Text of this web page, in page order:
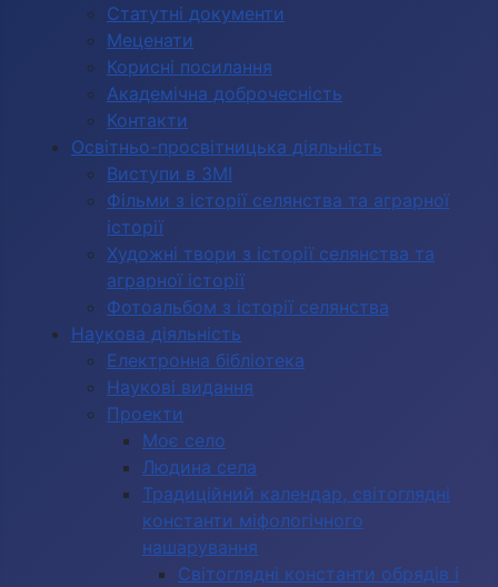
Статутні документи
Меценати
Корисні посилання
Академічна доброчесність
Контакти
Освітньо-просвітницька діяльність
Виступи в ЗМІ
Фільми з історії селянства та аграрної
історії
Художні твори з історії селянства та
аграрної історії
Фотоальбом з історії селянства
Наукова діяльність
Електронна бібліотека
Наукові видання
Проекти
Моє село
Людина села
Традиційний календар, світоглядні
константи міфологічного
нашарування
Світоглядні константи обрядів і